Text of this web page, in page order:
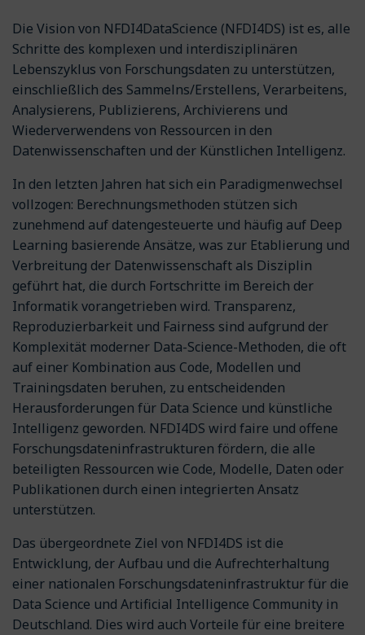
Die Vision von NFDI4DataScience (NFDI4DS) ist es, alle
Schritte des komplexen und interdisziplinären
Lebenszyklus von Forschungsdaten zu unterstützen,
einschließlich des Sammelns/Erstellens, Verarbeitens,
Analysierens, Publizierens, Archivierens und
Wiederverwendens von Ressourcen in den
Datenwissenschaften und der Künstlichen Intelligenz.
In den letzten Jahren hat sich ein Paradigmenwechsel
vollzogen: Berechnungsmethoden stützen sich
zunehmend auf datengesteuerte und häufig auf Deep
Learning basierende Ansätze, was zur Etablierung und
Verbreitung der Datenwissenschaft als Disziplin
geführt hat, die durch Fortschritte im Bereich der
Informatik vorangetrieben wird. Transparenz,
Reproduzierbarkeit und Fairness sind aufgrund der
Komplexität moderner Data-Science-Methoden, die oft
auf einer Kombination aus Code, Modellen und
Trainingsdaten beruhen, zu entscheidenden
Herausforderungen für Data Science und künstliche
Intelligenz geworden. NFDI4DS wird faire und offene
Forschungsdateninfrastrukturen fördern, die alle
beteiligten Ressourcen wie Code, Modelle, Daten oder
Publikationen durch einen integrierten Ansatz
unterstützen.
Das übergeordnete Ziel von NFDI4DS ist die
Entwicklung, der Aufbau und die Aufrechterhaltung
einer nationalen Forschungsdateninfrastruktur für die
Data Science und Artificial Intelligence Community in
Deutschland. Dies wird auch Vorteile für eine breitere